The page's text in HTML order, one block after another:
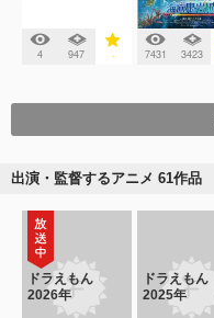
4 947 - 7431 3423
出演・監督するアニメ 61作品
ドラえもん
2026年
ドラえもん
2025年